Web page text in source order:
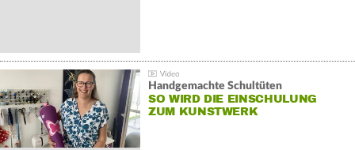
Handgemachte Schultüten
SO WIRD DIE EINSCHULUNG
ZUM KUNSTWERK